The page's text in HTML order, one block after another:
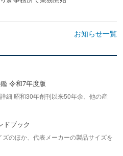
お知らせ一覧
令和7年度版
細 昭和30年創刊以来50年余、他の産
ドブック
のほか、代表メーカーの製品サイズを